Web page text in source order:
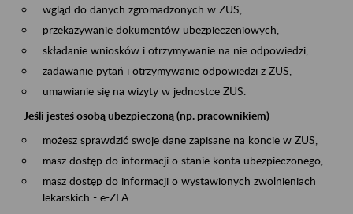
wgląd do danych zgromadzonych w ZUS,
przekazywanie dokumentów ubezpieczeniowych,
składanie wniosków i otrzymywanie na nie odpowiedzi,
zadawanie pytań i otrzymywanie odpowiedzi z ZUS,
umawianie się na wizyty w jednostce ZUS.
Jeśli jesteś osobą ubezpieczoną (np. pracownikiem)
możesz sprawdzić swoje dane zapisane na koncie w ZUS,
masz dostęp do informacji o stanie konta ubezpieczonego,
masz dostęp do informacji o wystawionych zwolnieniach
lekarskich - e-ZLA